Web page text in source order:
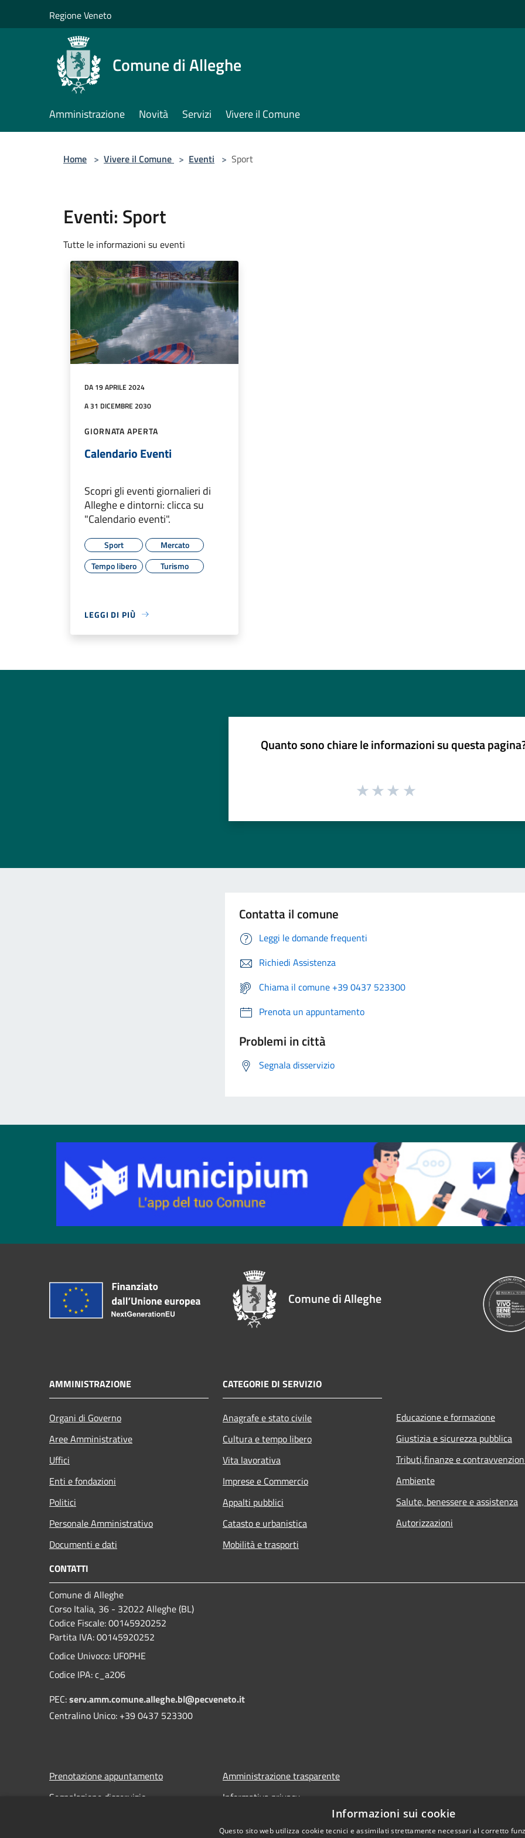
Regione Veneto
Comune di Alleghe
Amministrazione Novità Servizi Vivere il Comune
Home > Vivere il Comune > Eventi > Sport
Eventi: Sport
Tutte le informazioni su eventi
DA 19 APRILE 2024
A 31 DICEMBRE 2030
GIORNATA APERTA
Calendario Eventi
Scopri gli eventi giornalieri di
Alleghe e dintorni: clicca su
"Calendario eventi".
Sport
Mercato
Tempo libero
Turismo
LEGGI DI PIÙ
Quanto sono chiare le informazioni su questa
Contatta il comune
Leggi le domande frequenti
Richiedi Assistenza
Chiama il comune +39 0437 523300
Prenota un appuntamento
Problemi in città
Segnala disservizio
Comune di Alleghe
AMMINISTRAZIONE
Organi di Governo
Aree Amministrative
Uffici
Enti e fondazioni
Politici
Personale Amministrativo
Documenti e dati
CATEGORIE DI SERVIZIO
Anagrafe e stato civile
Cultura e tempo libero
Vita lavorativa
Imprese e Commercio
Appalti pubblici
Catasto e urbanistica
Mobilità e trasporti
Educazione e formazione
Giustizia e sicurezza pubblica
Tributi,finanze e
Ambiente
Salute, benessere e assistenza
Autorizzazioni
CONTATTI
Comune di Alleghe
Corso Italia, 36 - 32022 Alleghe (BL)
Codice Fiscale: 00145920252
Partita IVA: 00145920252
Codice Univoco: UF0PHE
Codice IPA: c_a206
PEC:serv.amm.comune.alleghe.bl@pecveneto.it
Centralino Unico: +39 0437 523300
Prenotazione appuntamento
Segnalazione disservizio
Amministrazione trasparente
Informativa privacy
Informazioni sui cookie
Questo sito web utilizza cookie tecnici e assimilati strettamente necessari al corretto